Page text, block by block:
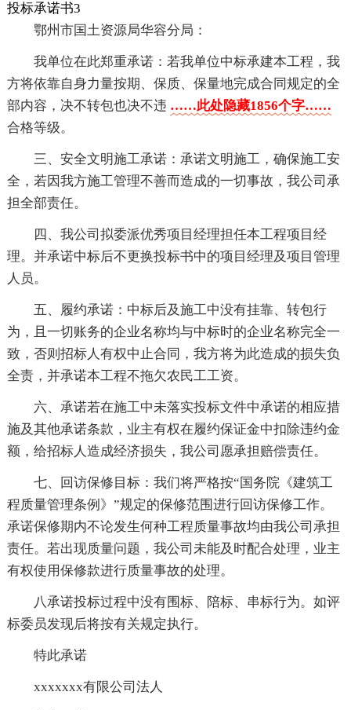
投标承诺书3
鄂州市国土资源局华容分局：
我单位在此郑重承诺：若我单位中标承建本工程，我
方将依靠自身力量按期、保质、保量地完成合同规定的全
部内容，决不转包也决不违 ……此处隐藏1856个字……
合格等级。
三、安全文明施工承诺：承诺文明施工，确保施工安
全，若因我方施工管理不善而造成的一切事故，我公司承
担全部责任。
四、我公司拟委派优秀项目经理担任本工程项目经
理。并承诺中标后不更换投标书中的项目经理及项目管理
人员。
五、履约承诺：中标后及施工中没有挂靠、转包行
为，且一切账务的企业名称均与中标时的企业名称完全一
致，否则招标人有权中止合同，我方将为此造成的损失负
全责，并承诺本工程不拖欠农民工工资。
六、承诺若在施工中未落实投标文件中承诺的相应措
施及其他承诺条款，业主有权在履约保证金中扣除违约金
额，给招标人造成经济损失，我公司愿承担赔偿责任。
七、回访保修目标：我们将严格按“国务院《建筑工
程质量管理条例》”规定的保修范围进行回访保修工作。
承诺保修期内不论发生何种工程质量事故均由我公司承担
责任。若出现质量问题，我公司未能及时配合处理，业主
有权使用保修款进行质量事故的处理。
八承诺投标过程中没有围标、陪标、串标行为。如评
标委员发现后将按有关规定执行。
特此承诺
xxxxxxx有限公司法人